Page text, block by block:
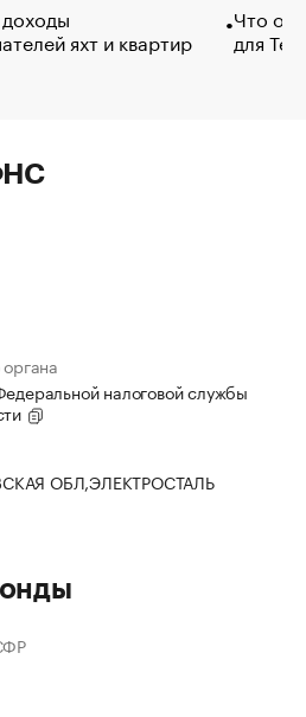
яхт и квартир
Что
для
налоговой службы
ОБЛ,ЭЛЕКТРОСТАЛЬ